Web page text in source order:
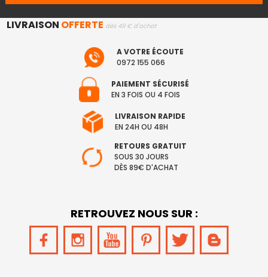
LIVRAISON OFFERTE dès 49 € d'achat
A VOTRE ÉCOUTE
0972 155 066
PAIEMENT SÉCURISÉ
EN 3 FOIS OU 4 FOIS
LIVRAISON RAPIDE
EN 24H OU 48H
RETOURS GRATUIT
SOUS 30 JOURS
DÈS 89€ D'ACHAT
RETROUVEZ NOUS SUR :